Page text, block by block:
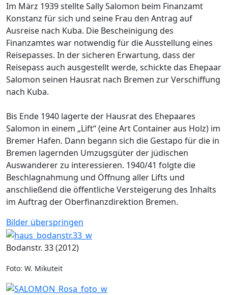
Im März 1939 stellte Sally Salomon beim Finanzamt
Konstanz für sich und seine Frau den Antrag auf
Ausreise nach Kuba. Die Bescheinigung des
Finanzamtes war notwendig für die Ausstellung eines
Reisepasses. In der sicheren Erwartung, dass der
Reisepass auch ausgestellt werde, schickte das Ehepaar
Salomon seinen Hausrat nach Bremen zur Verschiffung
nach Kuba.
Bis Ende 1940 lagerte der Hausrat des Ehepaares
Salomon in einem „Lift“ (eine Art Container aus Holz) im
Bremer Hafen. Dann begann sich die Gestapo für die in
Bremen lagernden Umzugsgüter der jüdischen
Auswanderer zu interessieren. 1940/41 folgte die
Beschlagnahmung und Öffnung aller Lifts und
anschließend die öffentliche Versteigerung des Inhalts
im Auftrag der Oberfinanzdirektion Bremen.
Bilder überspringen
Bodanstr. 33 (2012)
Foto: W. Mikuteit